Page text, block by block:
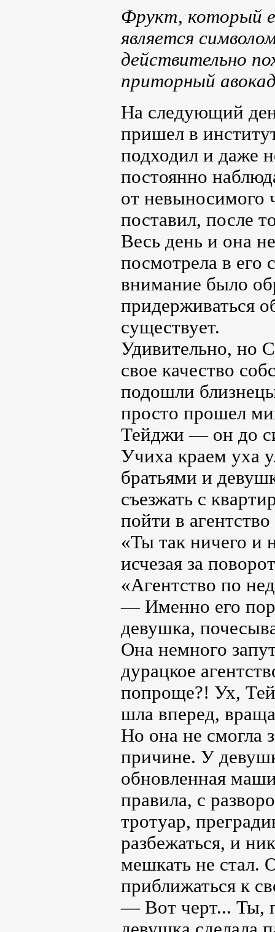
Фрукт, который
является
действительно
приторный
На следующий
пришел в
подходил и даже
постоянно
от невыносимого
поставил, после
Весь день и она
посмотрела в его
внимание было
придерживаться
существует.
Удивительно, но
свое качество
подошли
просто прошел
Тейджи — он до
Учиха краем уха
братьями и
съезжать с
пойти в
«Ты так ничего и
исчезая за
«Агентство по
— Именно его
девушка,
Она немного
дурацкое
попроще?! Ух,
шла вперед,
Но она не смогла
причине. У
обновленная
правила, с
тротуар,
разбежаться, и
мешкать не стал.
приближаться к
— Вот черт... Ты,